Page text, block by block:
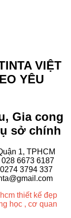
VIỆT
YÊU
Gia cong
sở chính
1, TPHCM
6673 6187
3794 337
thiết kế đẹp
học , cơ quan